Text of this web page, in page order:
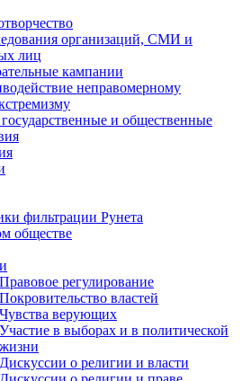
организаций, СМИ и
лиц
кампании
неправомерному
и общественные
фильтрации Рунета
обществе
Правовое регулирование
Покровительство властей
Чувства верующих
Участие в выборах и в политической
жизни
Дискуссии о религии и власти